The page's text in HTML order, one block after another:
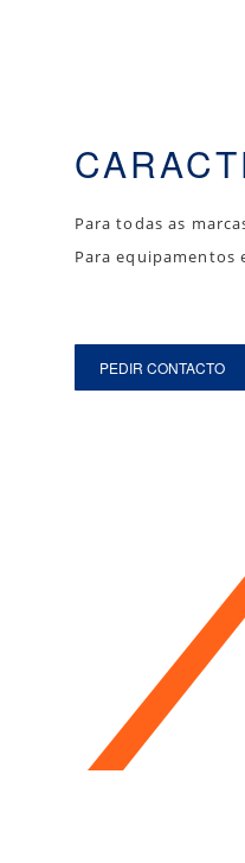
Para todas as
Para equipamentos
PEDIR CONTACTO